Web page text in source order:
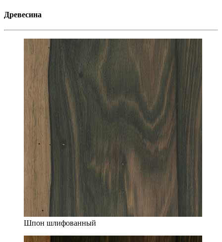
Древесина
Шпон шлифованный